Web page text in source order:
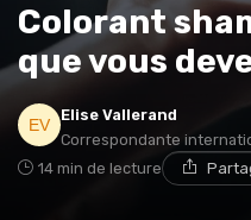
Colorant
que vous
Elise Vallerand
Correspondante
14 min de lecture